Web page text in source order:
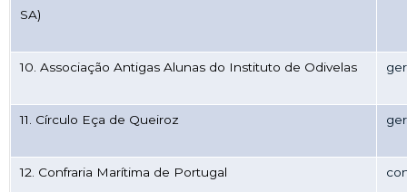
SA)
10. Associação Antigas Alunas do Instituto de Odivelas
11. Círculo Eça de Queiroz
12. Confraria Marítima de Portugal